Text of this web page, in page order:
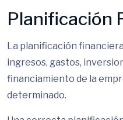
Planificación
La planificación
ingresos, gastos,
financiamiento de la
determinado.